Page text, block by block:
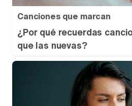
Canciones que marcan
¿Por qué recuerdas
que las nuevas?